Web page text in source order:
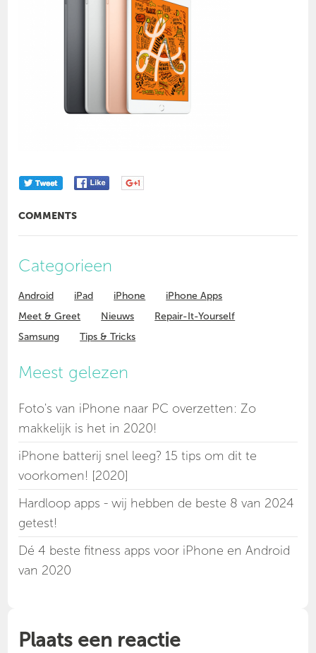
COMMENTS
Categorieen
Android iPad iPhone
iPhone Apps
Meet & Greet
Nieuws
Repair-It-Yourself
Samsung
Tips & Tricks
Meest gelezen
Foto's van iPhone naar PC overzetten: Zo
makkelijk is het in 2020!
iPhone batterij snel leeg? 15 tips om dit te
voorkomen! [2020]
Hardloop apps - wij hebben de beste 8 van 2024
getest!
Dé 4 beste fitness apps voor iPhone en Android
van 2020
Plaats een reactie